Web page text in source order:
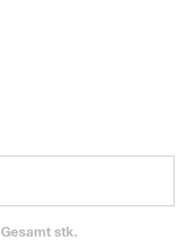
Gesamtstk.